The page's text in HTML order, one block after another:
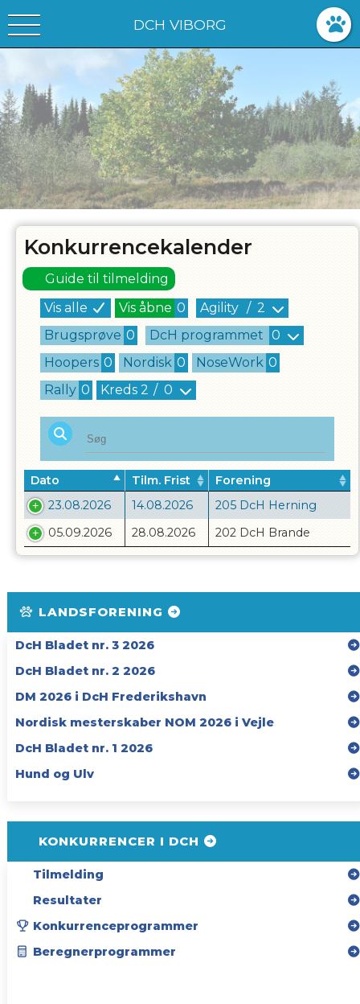
DCH VIBORG
Konkurrencekalender
Guide til tilmelding
Vis alle
Vis åbne 0 Agility / 2
Brugsprøve 0 DcH programmet 0
Hoopers 0 Nordisk 0 NoseWork 0
Rally 0 Kreds 2 / 0
Dato Tilm. Frist
Forening
23.08.2026
14.08.2026
205 DcH Herning
05.09.2026
28.08.2026 202 DcH Brande
LANDSFORENING
DcH Bladet nr. 3 2026
DcH Bladet nr. 2 2026
DM 2026 i DcH Frederikshavn
Nordisk mesterskaber NOM 2026 i Vejle
DcH Bladet nr. 1 2026
Hund og Ulv
KONKURRENCER I DCH
Tilmelding
Resultater
Konkurrenceprogrammer
Beregnerprogrammer